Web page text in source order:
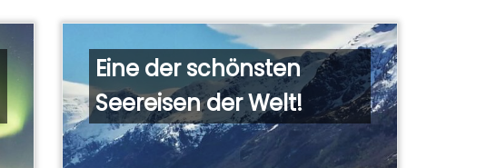
Eine der schönsten
Seereisen der Welt!